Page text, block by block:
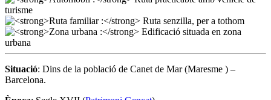
Situació: Dins de la població de Canet de Mar (Maresme ) –
Barcelona.